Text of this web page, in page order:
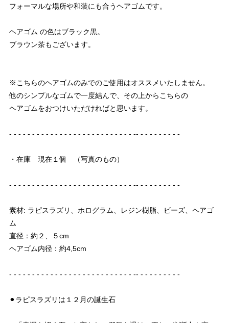
フォーマルな場所や和装にも合うヘアゴムです。
ヘアゴム の色はブラック黒。
ブラウン茶もございます。
※こちらのヘアゴムのみでのご使用はオススメいたしません。
他のシンプルなゴムで一度結んで、その上からこちらの
ヘアゴムをおつけいただければと思います。
- - - - - - - - - - - - - - - - - - - - - - - - - - - -- - - - - - - - - -
・在庫 現在１個 （写真のもの）
- - - - - - - - - - - - - - - - - - - - - - - - - - - -- - - - - - - - - -
素材: ラピスラズリ、ホログラム、レジン樹脂、ビーズ、ヘアゴ
ム
直径：約２、５cm
ヘアゴム内径：約4,5cm
- - - - - - - - - - - - - - - - - - - - - - - - - - - -- - - - - - - - - -
⚫︎ラピスラズリは１２月の誕生石